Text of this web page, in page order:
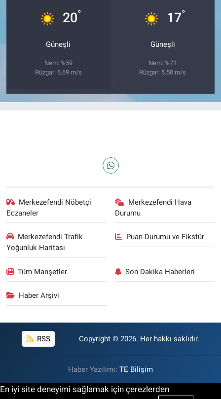
20°
Güneşli
Nem: %59
Rüzgar: 6.69 m/s
17°
Güneşli
Nem: %71
Rüzgar: 5.50 m/s
Merkezefendi Nöbetçi
Eczaneler
Merkezefendi Hava
Durumu
Merkezefendi Trafik
Yoğunluk Haritası
Puan Durumu ve Fikstür
Tüm Manşetler Son Dakika Haberleri
Haber Arşivi
RSS Copyright © 2026. Her hakkı saklıdır.
Haber Yazılımı: TE Bilişim
En iyi site deneyimi sağlamak için çerezlerden